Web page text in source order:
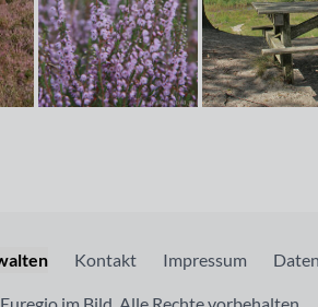
Kontakt Impressum